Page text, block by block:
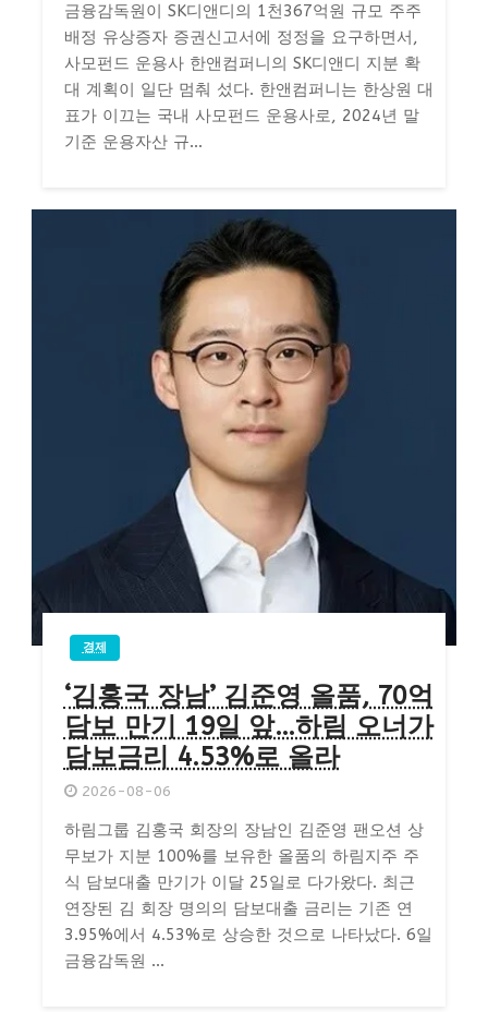
금융감독원이 SK디앤디의 1천367억원 규모 주주
배정 유상증자 증권신고서에 정정을 요구하면서,
사모펀드 운용사 한앤컴퍼니의 SK디앤디 지분 확
대 계획이 일단 멈춰 섰다. 한앤컴퍼니는 한상원 대
표가 이끄는 국내 사모펀드 운용사로, 2024년 말
기준 운용자산 규...
경제
‘김홍국 장남’ 김준영 올품, 70억
담보 만기 19일 앞…하림 오너가
담보금리 4.53%로 올라
2026-08-06
하림그룹 김홍국 회장의 장남인 김준영 팬오션 상
무보가 지분 100%를 보유한 올품의 하림지주 주
식 담보대출 만기가 이달 25일로 다가왔다. 최근
연장된 김 회장 명의의 담보대출 금리는 기존 연
3.95%에서 4.53%로 상승한 것으로 나타났다. 6일
금융감독원 ...